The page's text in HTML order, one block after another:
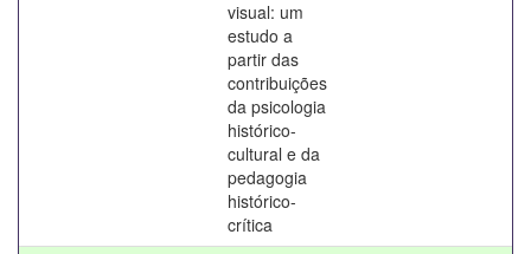
visual: um
estudo a
partir das
contribuições
da psicologia
histórico-
cultural e da
pedagogia
histórico-
crítica